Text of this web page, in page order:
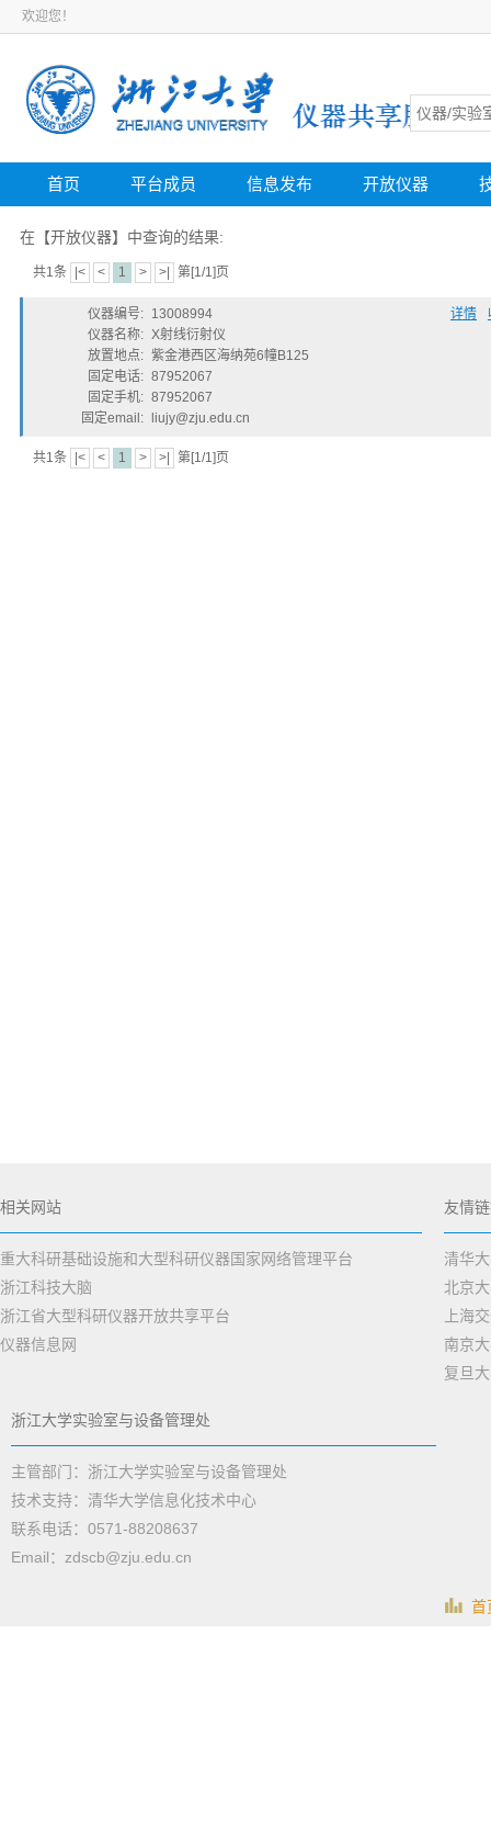
欢迎您！
首页 平台成员 信息发布 开放仪器
在【开放仪器】中查询的结果:
共1条 |< < 1 > >| 第[1/1]页
仪器编号: 13008994
详情
仪器名称: X射线衍射仪
放置地点: 紫金港西区海纳苑6幢B125
固定电话: 87952067
固定手机: 87952067
固定email:
liujy@zju.edu.cn
共1条 |< < 1 > >| 第[1/1]页
相关网站
重大科研基础设施和大型科研仪器国家网络管理平台
浙江科技大脑
浙江省大型科研仪器开放共享平台
仪器信息网
友情
清华
北京
上海
南京
复旦
浙江大学实验室与设备管理处
主管部门：浙江大学实验室与设备管理处
技术支持：清华大学信息化技术中心
联系电话：0571-88208637
Email：zdscb@zju.edu.cn
首